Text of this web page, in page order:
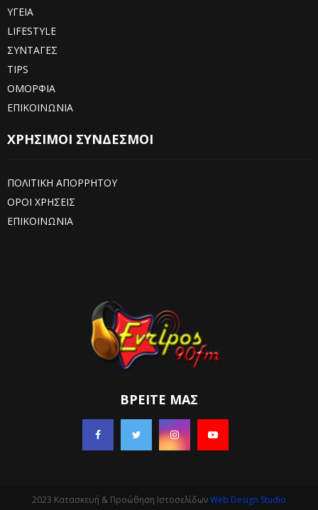
ΥΓΕΙΑ
LIFESTYLE
ΣΥΝΤΑΓΕΣ
TIPS
ΟΜΟΡΦΙΑ
ΕΠΙΚΟΙΝΩΝΙΑ
ΧΡΗΣΙΜΟΙ ΣΥΝΔΕΣΜΟΙ
ΠΟΛΙΤΙΚΗ ΑΠΟΡΡΗΤΟΥ
ΟΡΟΙ ΧΡΗΣΕΙΣ
ΕΠΙΚΟΙΝΩΝΙΑ
ΒΡΕΊΤΕ ΜΑΣ
2023 Κατασκευή & Προώθηση ΙστοσελίδωνWeb Design Studio